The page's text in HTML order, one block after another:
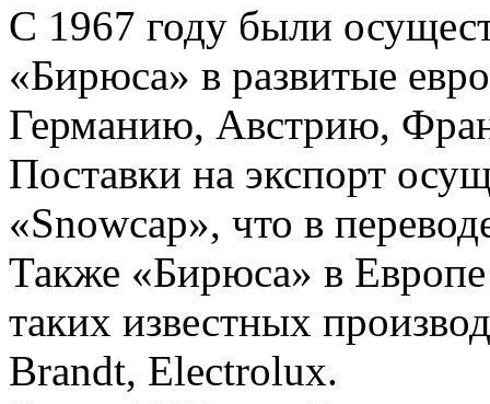
С 1967 году были
«Бирюса» в развитые
Германию, Австрию,
Поставки на экспорт
«Snowcap», что в
Также «Бирюса» в
таких известных
Brandt, Electrolux.